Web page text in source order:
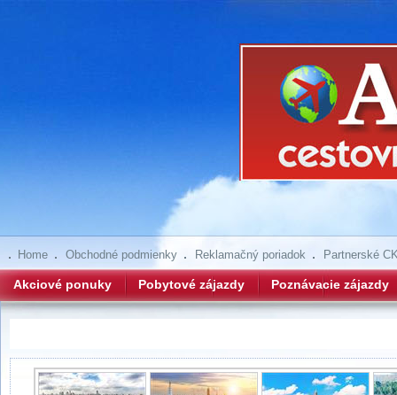
Home Obchodné podmienky Reklamačný poriadok Partnerské
Akciové ponuky Pobytové zájazdy Poznávacie zájazdy